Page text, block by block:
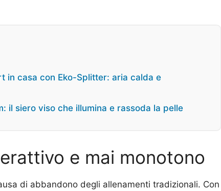
in casa con Eko-Splitter: aria calda e
il siero viso che illumina e rassoda la pelle
e mai monotono
di abbandono degli allenamenti tradizionali. Con